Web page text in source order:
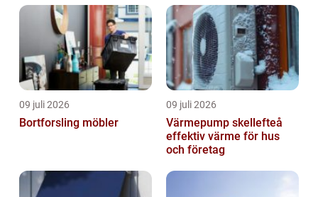
09 juli 2026
Bortforsling möbler
09 juli 2026
Värmepump skellefteå
effektiv värme för hus
och företag